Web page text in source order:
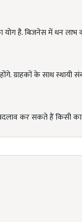
योग है. बिजनेस में धन
ग्राहकों के साथ
कर सकते हैं किसी